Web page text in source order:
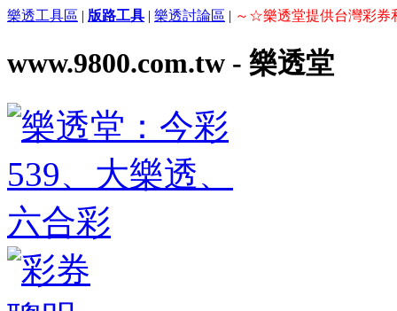
樂透工具區 | 版路工具 | 樂透討論區 | ～☆樂透堂提供台灣彩券
www.9800.com.tw - 樂透堂